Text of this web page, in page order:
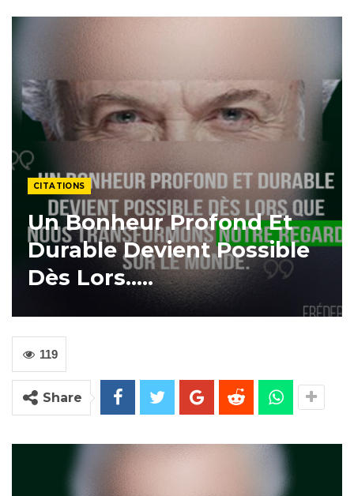
CITATIONS
Un Bonheur Profond Et
Durable Devient Possible
Dès Lors…..
119
Share